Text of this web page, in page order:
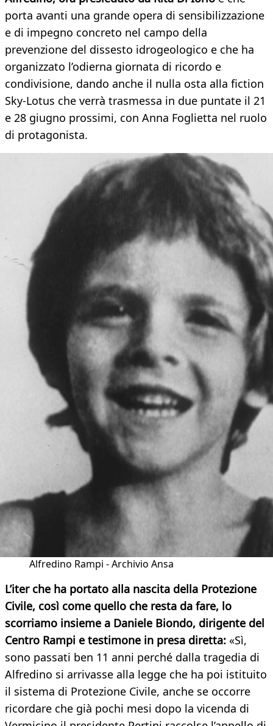
porta avanti una grande opera di sensibilizzazione
e di impegno concreto nel campo della
prevenzione del dissesto idrogeologico e che ha
organizzato l’odierna giornata di ricordo e
condivisione, dando anche il nulla osta alla fiction
Sky-Lotus che verrà trasmessa in due puntate il 21
e 28 giugno prossimi, con Anna Foglietta nel ruolo
di protagonista.
Alfredino Rampi - Archivio Ansa
L’iter che ha portato alla nascita della Protezione
Civile, così come quello che resta da fare, lo
scorriamo insieme a Daniele Biondo, dirigente del
Centro Rampi e testimone in presa diretta: «Sì,
sono passati ben 11 anni perché dalla tragedia di
Alfredino si arrivasse alla legge che ha poi istituito
il sistema di Protezione Civile, anche se occorre
ricordare che già pochi mesi dopo la vicenda di